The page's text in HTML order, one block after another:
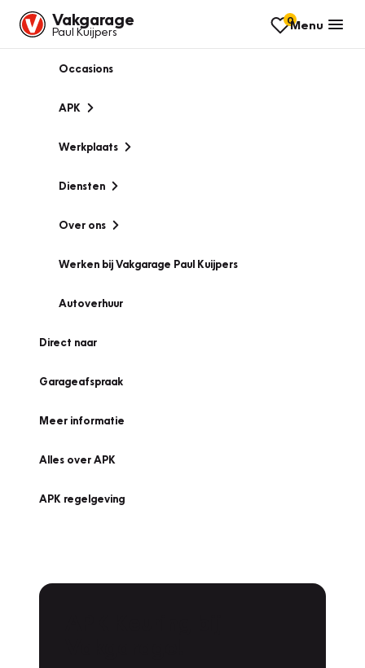
Vakgarage
Paul Kuijpers
0Menu
Occasions
APK
Werkplaats
Diensten
Over ons
Werken bij Vakgarage Paul Kuijpers
Autoverhuur
Direct naar
Garageafspraak
Meer informatie
Alles over APK
APK regelgeving